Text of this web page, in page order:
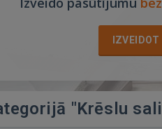
"Krēslu